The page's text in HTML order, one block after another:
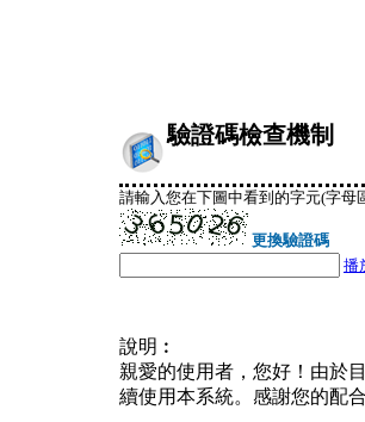
驗證碼檢查機制
請輸入您在下圖中看到的字元(字母
更換驗證碼
播
說明︰
親愛的使用者，您好！由於
續使用本系統。感謝您的配合